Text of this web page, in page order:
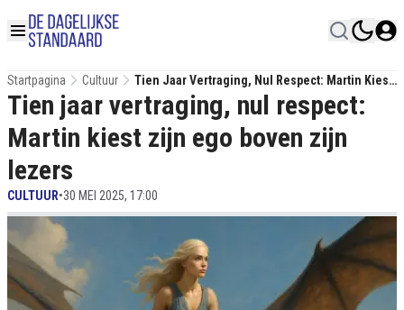
Startpagina Cultuur
Tien Jaar Vertraging, Nul Respect: Martin Kiest
Zijn Ego Boven Zijn Lezers
Tien jaar vertraging, nul respect:
Martin kiest zijn ego boven zijn
lezers
CULTUUR•30 MEI 2025, 17:00